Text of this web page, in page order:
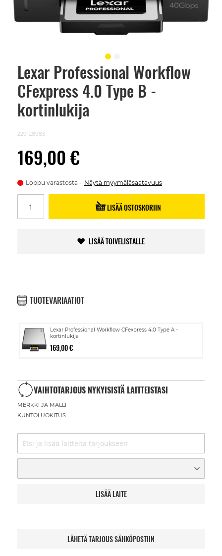
Lexar Professional Workflow
CFexpress 4.0 Type B -
kortinlukija
229128983
169,00 €
Loppu varastosta Näytä myymäläsaatavuus
LISÄÄ OSTOSKORIIN
LISÄÄ TOIVELISTALLE
TUOTEVARIAATIOT
Lexar Professional Workflow CFexpress 4.0 Type A -
kortinlukija
169,00 €
VAIHTOTARJOUS NYKYISISTÄ LAITTEISTASI
MERKKI JA MALLI
KUNTOLUOKITUS
LISÄÄ LAITE
LÄHETÄ TARJOUS SÄHKÖPOSTIIN
Skip
beginning
images